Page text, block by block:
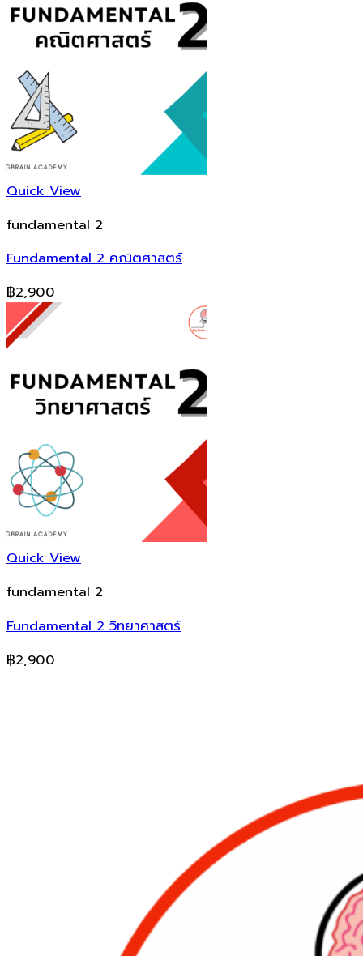
Quick View
fundamental 2
Fundamental 2 คณิตศาสตร์
฿2,900
Quick View
fundamental 2
Fundamental 2 วิทยาศาสตร์
฿2,900